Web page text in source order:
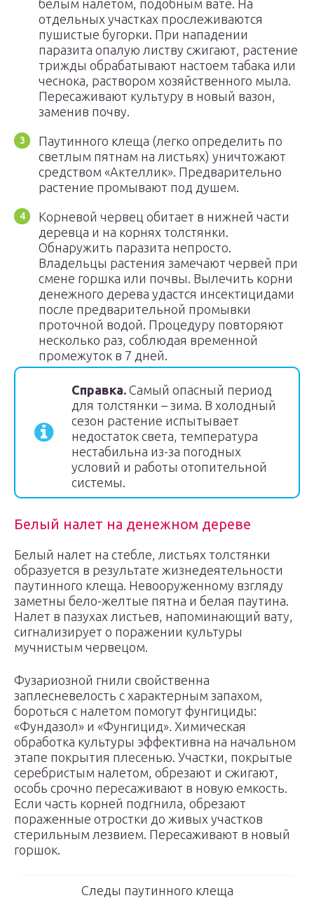
белым налетом, подобным вате. На
отдельных участках прослеживаются
пушистые бугорки. При нападении
паразита опалую листву сжигают, растение
трижды обрабатывают настоем табака или
чеснока, раствором хозяйственного мыла.
Пересаживают культуру в новый вазон,
заменив почву.
Паутинного клеща (легко определить по
светлым пятнам на листьях) уничтожают
средством «Актеллик». Предварительно
растение промывают под душем.
Корневой червец обитает в нижней части
деревца и на корнях толстянки.
Обнаружить паразита непросто.
Владельцы растения замечают червей при
смене горшка или почвы. Вылечить корни
денежного дерева удастся инсектицидами
после предварительной промывки
проточной водой. Процедуру повторяют
несколько раз, соблюдая временной
промежуток в 7 дней.
Справка. Самый опасный период
для толстянки – зима. В холодный
сезон растение испытывает
недостаток света, температура
нестабильна из-за погодных
условий и работы отопительной
системы.
Белый налет на денежном дереве
Белый налет на стебле, листьях толстянки
образуется в результате жизнедеятельности
паутинного клеща. Невооруженному взгляду
заметны бело-желтые пятна и белая паутина.
Налет в пазухах листьев, напоминающий вату,
сигнализирует о поражении культуры
мучнистым червецом.
Фузариозной гнили свойственна
заплесневелость с характерным запахом,
бороться с налетом помогут фунгициды:
«Фундазол» и «Фунгицид». Химическая
обработка культуры эффективна на начальном
этапе покрытия плесенью. Участки, покрытые
серебристым налетом, обрезают и сжигают,
особь срочно пересаживают в новую емкость.
Если часть корней подгнила, обрезают
пораженные отростки до живых участков
стерильным лезвием. Пересаживают в новый
горшок.
Следы паутинного клеща